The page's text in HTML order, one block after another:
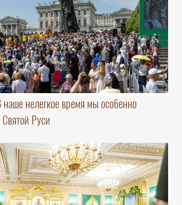
нелегкое время мы особенно
Руси